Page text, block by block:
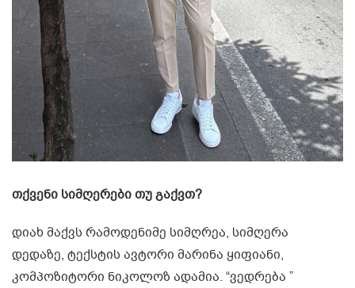
თქვენი სიმღერები თუ გაქვთ?
დიახ მაქვს რამოდენიმე სიმღრეა, სიმღერა
დედაზე, ტექსტის ავტორი მარინა ყიფიანი,
კომპოზიტორი ნიკოლოზ ადამია. “ვედრება ”